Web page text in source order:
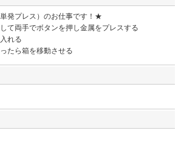
発プレス）のお仕事です！★
て両手でボタンを押し金属をプレスする
れる
たら箱を移動させる